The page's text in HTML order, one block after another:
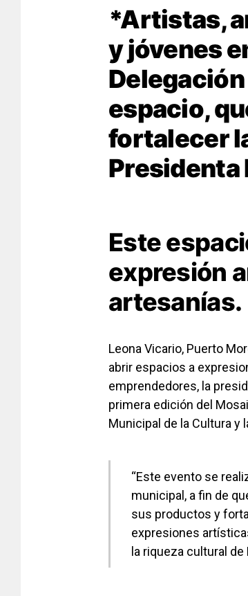
*Artistas,
y jóvenes
espacio,
fortalecer
Este
expresión
artesanías.
Leona Vicario, Puerto
abrir espacios a
emprendedores, la
primera edición del
Municipal de la Cultura y
“Este evento se
municipal, a fin de
sus productos y
expresiones
la riqueza cultural de